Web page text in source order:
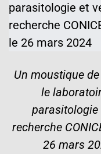
Un moustique
le
parasitologie
recherche
26 mars